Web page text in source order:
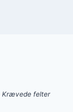
Krævede felter